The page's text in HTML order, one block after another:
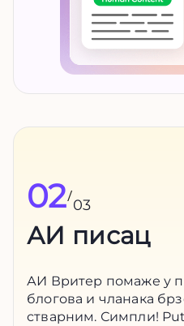
02/
03
АИ писац
АИ Вритер помаже у
блогова и чланака
стварним. Симпли!